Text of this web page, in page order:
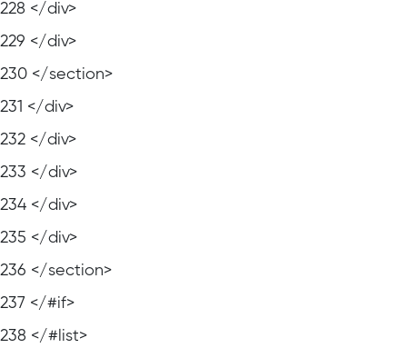
228 </div>
229 </div>
230 </section>
231 </div>
232 </div>
233 </div>
234 </div>
235 </div>
236 </section>
237 </#if>
238 </#list>